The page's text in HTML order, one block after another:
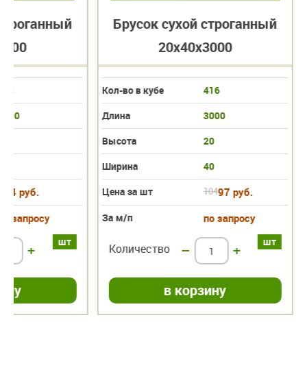
руб.
запросу
шт
+
Брусок сухой строганный
20х40х3000
Кол-во в кубе
416
Длина
3000
Высота
20
Ширина
40
Цена за шт
10497 руб.
За м/п по запросу
шт
Количество – +